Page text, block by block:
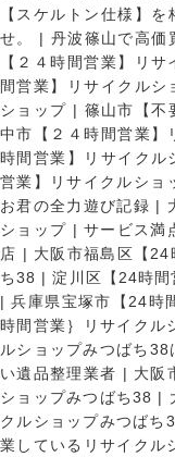
【スケルトン仕様】
せ。
| 丹波篠山で高価
【２４時間営業】リ
間営業】リサイクルシ
ショップ | 篠山市【不
中市【２４時間営業】
時間営業】リサイクル
営業】リサイクルショ
お君の全力遊び記録 |
ショップ |サービス満
店 | 大阪市福島区【
ち38 |淀川区【24時
|兵庫県宝塚市【24時
時間営業｝リサイクル
ルショップみつばち38
い遺品整理業者 | 大阪
ショップみつばち38 |
クルショップみつばち
業しているリサイクル